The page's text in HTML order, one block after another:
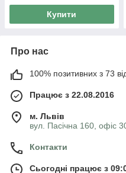
Купити
Про нас
100% позитивних з 73
Працює з 22.08.2016
м. Львів
вул. Пасічна 160, офіс
Контакти
Сьогодні працює з